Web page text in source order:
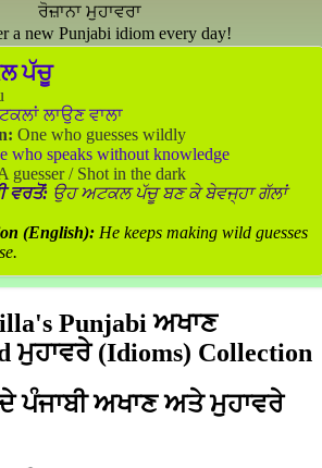
ਰੋਜ਼ਾਨਾ ਮੁਹਾਵਰਾ
a new Punjabi idiom every day!
ਪੱਚੂ
ਲਾਉਣ ਵਾਲਾ
One who guesses wildly
who speaks without knowledge
guesser / Shot in the dark
ਵਰਤੋਂ: ਉਹ ਅਟਕਲ ਪੱਚੂ ਬਣ ਕੇ ਬੇਵਜ੍ਹਾ ਗੱਲਾਂ
(English): He keeps making wild guesses
Punjabi ਅਖਾਣ
ਮੁਹਾਵਰੇ (Idioms) Collection
ਪੰਜਾਬੀ ਅਖਾਣ ਅਤੇ ਮੁਹਾਵਰੇ